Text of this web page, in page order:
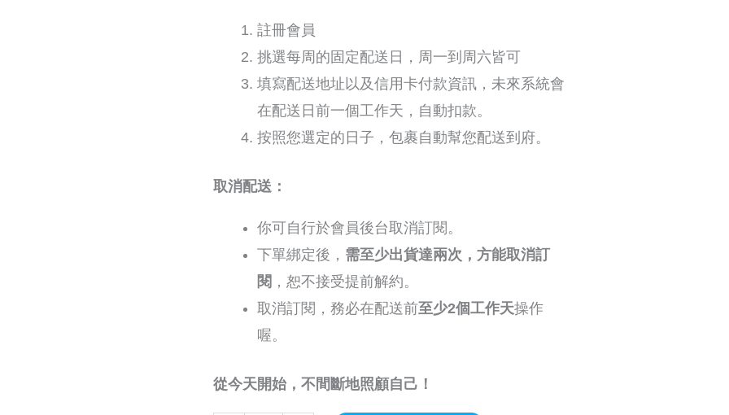
註冊會員
挑選每周的固定配送日， 周一到周六皆可
填寫配送地址以及信用卡付款資訊 ，未來系統會
在配送日前一個工作天，自動扣款。
按照您選定的日子，包裹自動幫您配送到府。
取消配送：
你可自行於會員後台取消訂閱。
下單綁定後， 需至少出貨達兩次，方能取消訂
閱 ，恕不接受提前解約。
取消訂閱，務必在配送前至少2個工作天操作
喔。
從今天開始，不間斷地照顧自己！